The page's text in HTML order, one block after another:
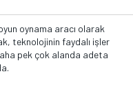
oynama aracı olarak
teknolojinin faydalı işler
pek çok alanda adeta